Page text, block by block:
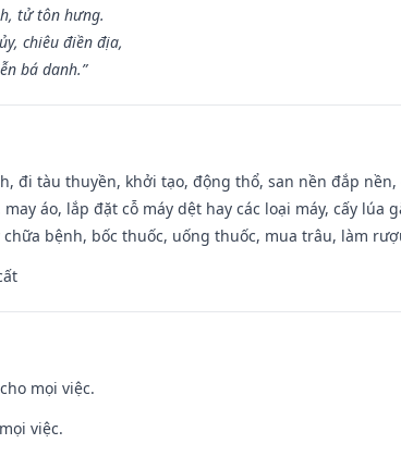
tử tôn hưng.
chiêu điền địa,
bá danh.”
đi tàu thuyền, khởi tạo, động thổ, san nền đắp
áo, lắp đặt cỗ máy dệt hay các loại máy, cấy
bệnh, bốc thuốc, uống thuốc, mua trâu, làm
mọi việc.
việc.